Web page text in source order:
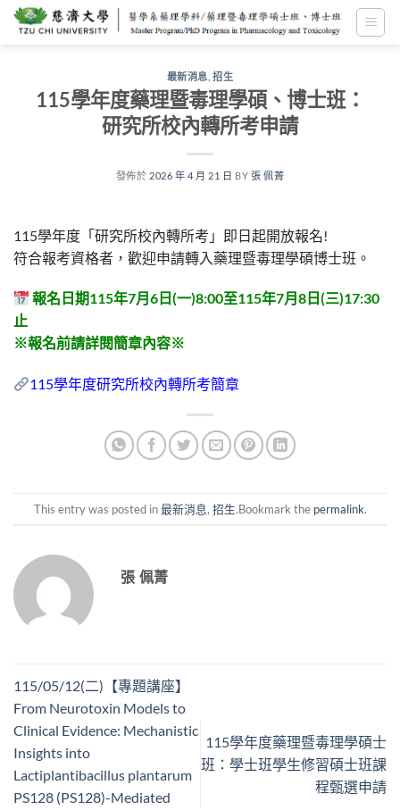
最新消息 ,招生
115學年度藥理暨毒理學碩、博士班：
研究所校內轉所考申請
發佈於 2026 年 4 月 21 日 BY 張 佩菁
115學年度「研究所校內轉所考」即日起開放報名!
符合報考資格者，歡迎申請轉入藥理暨毒理學碩博士班。
報名日期115年7月6日(一)8:00至115年7月8日(三)17:30
止
※報名前請詳閱簡章內容※
115學年度研究所校內轉所考簡章
This entry was posted in最新消息, 招生.Bookmark the permalink.
張 佩菁
115/05/12(二)【專題講座】
From Neurotoxin Models to
Clinical Evidence: Mechanistic
Insights into
Lactiplantibacillus plantarum
PS128 (PS128)-Mediated
115學年度藥理暨毒理學碩士
班：學士班學生修習碩士班課
程甄選申請